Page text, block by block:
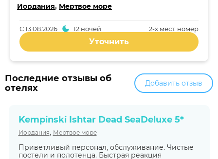
Иордания, Мертвое море
2-x мест. номер
С13.08.2026 12 ночей
Уточнить
Последние отзывы об
отелях
Добавить отзыв
Kempinski Ishtar Dead SeaDeluxe 5*
Иордания, Мертвое море
Приветливый персонал, обслуживание. Чистые
постели и полотенца. Быстрая реакция